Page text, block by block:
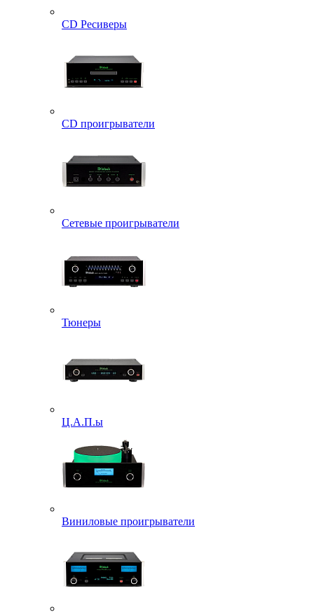
CD Ресиверы
CD проигрыватели
Сетевые проигрыватели
Тюнеры
Ц.А.П.ы
Виниловые проигрыватели